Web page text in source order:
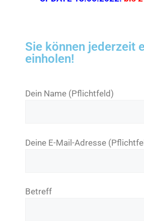
Sie können jederzeit
einholen!
Dein Name (Pflichtfeld)
Deine E-Mail-Adresse
Betreff